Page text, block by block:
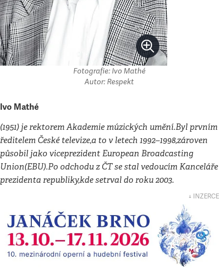
Fotografie: Ivo Mathé
Autor: Respekt
Ivo Mathé
(1951) je rektorem Akademie múzických umění.Byl prvním
ředitelem České televize,a to v letech 1992–1998,zároven
působil jako viceprezident European Broadcasting
Union(EBU).Po odchodu z ČT se stal vedoucím Kanceláře
prezidenta republiky,kde setrval do roku 2003.
↓ INZERCE